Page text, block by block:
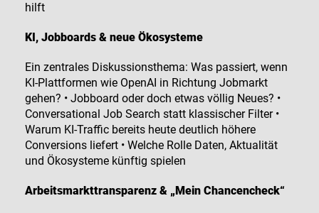
hilft
KI, Jobboards & neue Ökosysteme
Ein zentrales Diskussionsthema: Was passiert, wenn
KI-Plattformen wie OpenAI in Richtung Jobmarkt
gehen? • Jobboard oder doch etwas völlig Neues? •
Conversational Job Search statt klassischer Filter •
Warum KI-Traffic bereits heute deutlich höhere
Conversions liefert • Welche Rolle Daten, Aktualität
und Ökosysteme künftig spielen
Arbeitsmarkttransparenz & „Mein Chancencheck“